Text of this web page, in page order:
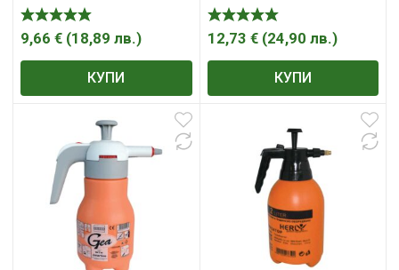
9,66 € (18,89 лв.)
КУПИ
12,73 € (24,90 лв.)
КУПИ